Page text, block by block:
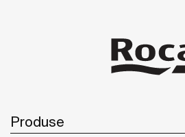
Produse